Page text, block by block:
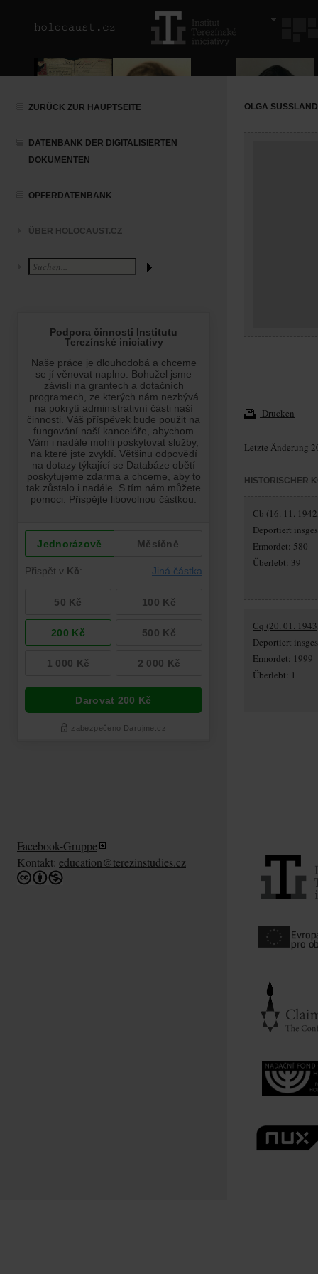
ZURÜCK ZUR HAUPTSEITE
DATENBANK DER DIGITALISIERTEN
DOKUMENTEN
OPFERDATENBANK
ÜBER HOLOCAUST.CZ
OLGA
Drucken
Letzte Änderung
HISTORISCHER
Cb (16. 11.
Deportiert
Ermordet: 580
Überlebt: 39
Cq (20. 01.
Deportiert
Ermordet: 1999
Überlebt: 1
Facebook-Gruppe
Kontakt: education@terezinstudies.cz